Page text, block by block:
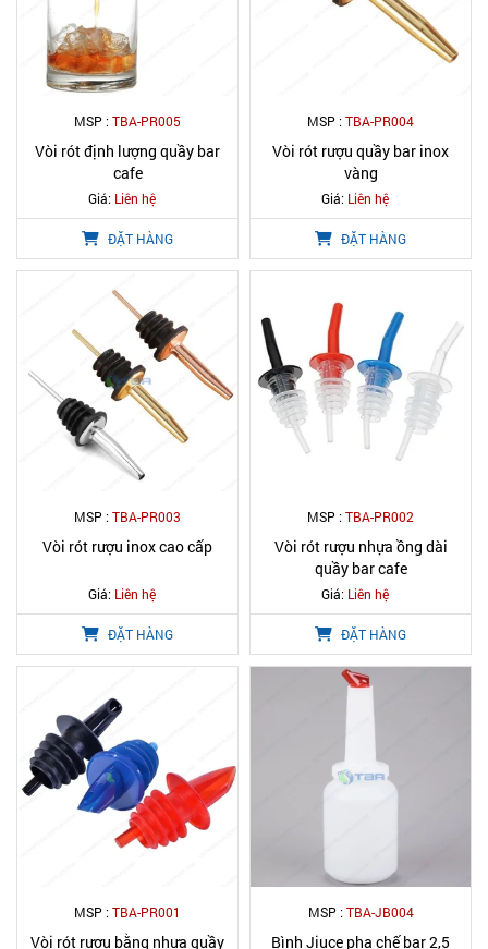
MSP :TBA-PR005
Vòi rót định lượng quầy bar
cafe
Giá: Liên hệ
ĐẶT HÀNG
MSP :TBA-PR004
Vòi rót rượu quầy bar inox
vàng
Giá: Liên hệ
ĐẶT HÀNG
MSP :TBA-PR003
Vòi rót rượu inox cao cấp
Giá: Liên hệ
ĐẶT HÀNG
MSP :TBA-PR002
Vòi rót rượu nhựa ồng dài
quầy bar cafe
Giá: Liên hệ
ĐẶT HÀNG
MSP :TBA-PR001
Vòi rót rượu bằng nhựa quầy
MSP :TBA-JB004
Bình Jiuce pha chế bar 2,5